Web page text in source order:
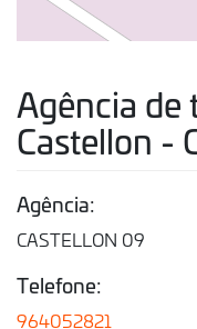
Agência de
Castellon -
Agência:
CASTELLON 09
Telefone:
964052821